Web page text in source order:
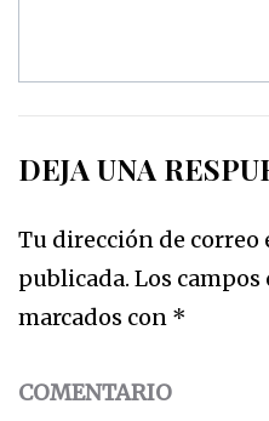
DEJA UNA
Tu dirección de correo
publicada. Los
marcados con *
COMENTARIO